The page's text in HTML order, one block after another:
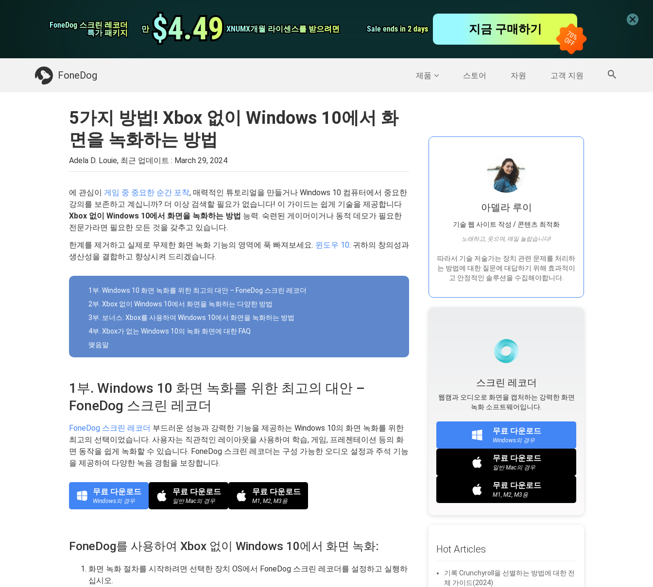
FoneDog 스크린 레코더
FoneDog 스크린 레코더
특가 패키지
특가 패키지 만
만 $4.49
$4.49 XNUMX개월 라이센스를 받으려면
XNUMX개월 라이센스를 받으려면 Sale ends in 2 days
Sale ends in 2 days 지금 구매하기
FoneDog 제품 스토어 자원 고객 지원
iPhone 클리너 스크린 레코더
필요한 것 : Mac 정리 더 많은 제품
5가지 방법! Xbox 없이 Windows 10에서 화
면을 녹화하는 방법
Adela D. Louie, 최근 업데이트 : March 29, 2024
에 관심이 게임 중 중요한 순간 ​​포착, 매력적인 튜토리얼을 만들거나 Windows 10 컴퓨터에서 중요한
강의를 보존하고 계십니까? 더 이상 검색할 필요가 없습니다! 이 가이드는 쉽게 기술을 제공합니다
Xbox 없이 Windows 10에서 화면을 녹화하는 방법 능력. 숙련된 게이머이거나 동적 데모가 필요한
전문가라면 필요한 모든 것을 갖추고 있습니다.
한계를 제거하고 실제로 무제한 화면 녹화 기능의 영역에 푹 빠져보세요. 윈도우 10. 귀하의 창의성과
생산성을 결합하고 향상시켜 드리겠습니다.
1부. Windows 10 화면 녹화를 위한 최고의 대안 – FoneDog 스크린 레코더
2부. Xbox 없이 Windows 10에서 화면을 녹화하는 다양한 방법
3부. 보너스: Xbox를 사용하여 Windows 10에서 화면을 녹화하는 방법
4부. Xbox가 없는 Windows 10의 녹화 화면에 대한 FAQ
맺음말
1부. Windows 10 화면 녹화를 위한 최고의 대안 –
FoneDog 스크린 레코더
FoneDog 스크린 레코더 부드러운 성능과 강력한 기능을 제공하는 Windows 10의 화면 녹화를 위한
최고의 선택이었습니다. 사용자는 직관적인 레이아웃을 사용하여 학습, 게임, 프레젠테이션 등의 화
면 동작을 쉽게 녹화할 수 있습니다. FoneDog 스크린 레코더는 구성 가능한 오디오 설정과 주석 기능
을 제공하여 다양한 녹음 경험을 보장합니다.
무료 다운로드
Windows의 경우
무료 다운로드
일반 Mac의 경우
무료 다운로드
M1, M2, M3용
FoneDog를 사용하여 Xbox 없이 Windows 10에서 화면 녹화:
화면 녹화 절차를 시작하려면 선택한 장치 OS에서 FoneDog 스크린 레코더를 설정하고 실행하
십시오.
아델라 루이
기술 웹 사이트 작성 / 콘텐츠 최적화
노래하고, 웃으며, 매일 놀랍습니다!
따라서 기술 저술가는 장치 관련 문제를 처리하
는 방법에 대한 질문에 대답하기 위해 효과적이
고 안정적인 솔루션을 수집해야합니다.
스크린 레코더
웹캠과 오디오로 화면을 캡처하는 강력한 화면
녹화 소프트웨어입니다.
무료 다운로드
Windows의 경우
무료 다운로드
일반 Mac의 경우
무료 다운로드
M1, M2, M3용
Hot Articles
기록 Crunchyroll을 선별하는 방법에 대한 전
체 가이드(2024)